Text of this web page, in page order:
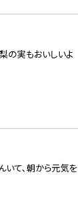
の実もおいしいよ
いて、朝から元気を